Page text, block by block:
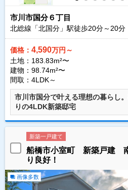
市川市国分６丁目
北総線「北国分」駅徒歩20分～ 20分
価格： 4,590万円～
土地：183.83m²〜
建物：98.74m²〜
間取：4LDK～
市川市国分で叶える理想の暮らし
りの4LDK新築邸宅
新築一戸建て
船橋市小室町 新築戸建
り良好！
画像多数